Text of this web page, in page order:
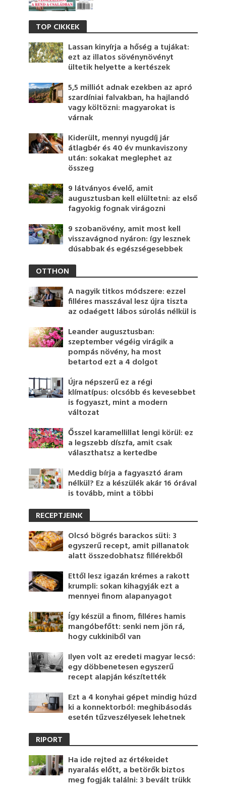
TOP CIKKEK
Lassan kinyírja a hőség a tujákat:
ezt az illatos sövénynövényt
ültetik helyette a kertészek
5,5 milliót adnak ezekben az apró
szardíniai falvakban, ha hajlandó
vagy költözni: magyarokat is
várnak
Kiderült, mennyi nyugdíj jár
átlagbér és 40 év munkaviszony
után: sokakat meglephet az
összeg
9 látványos évelő, amit
augusztusban kell elültetni: az első
fagyokig fognak virágozni
9 szobanövény, amit most kell
visszavágnod nyáron: így lesznek
dúsabbak és egészségesebbek
OTTHON
A nagyik titkos módszere: ezzel
filléres masszával lesz újra tiszta
az odaégett lábos súrolás nélkül is
Leander augusztusban:
szeptember végéig virágik a
pompás növény, ha most
betartod ezt a 4 dolgot
Újra népszerű ez a régi
klímatípus: olcsóbb és kevesebbet
is fogyaszt, mint a modern
változat
Ősszel karamellillat lengi körül: ez
a legszebb díszfa, amit csak
választhatsz a kertedbe
Meddig bírja a fagyasztó áram
nélkül? Ez a készülék akár 16 órával
is tovább, mint a többi
RECEPTJEINK
Olcsó bögrés barackos süti: 3
egyszerű recept, amit pillanatok
alatt összedobhatsz fillérekből
Ettől lesz igazán krémes a rakott
krumpli: sokan kihagyják ezt a
mennyei finom alapanyagot
Így készül a finom, filléres hamis
mangóbefőtt: senki nem jön rá,
hogy cukkiniből van
Ilyen volt az eredeti magyar lecsó:
egy döbbenetesen egyszerű
recept alapján készítették
Ezt a 4 konyhai gépet mindig húzd
ki a konnektorból: meghibásodás
esetén tűzveszélyesek lehetnek
RIPORT
Ha ide rejted az értékeidet
nyaralás előtt, a betörők biztos
meg fogják találni: 3 bevált trükk